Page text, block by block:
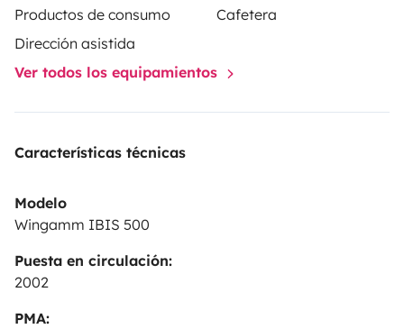
Productos de consumo
Cafetera
Dirección asistida
Ver todos los equipamientos
Características técnicas
Modelo
Wingamm IBIS 500
Puesta en circulación:
2002
PMA: